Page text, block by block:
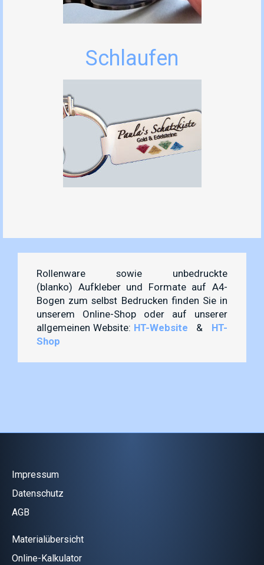
Schlaufen
Rollenware sowie unbedruckte
(blanko) Aufkleber und Formate auf A4-
Bogen zum selbst Bedrucken finden Sie in
unserem Online-Shop oder auf unserer
allgemeinen Website: HT-Website & HT-
Shop
Impressum
Datenschutz
AGB
Materialübersicht
Online-Kalkulator